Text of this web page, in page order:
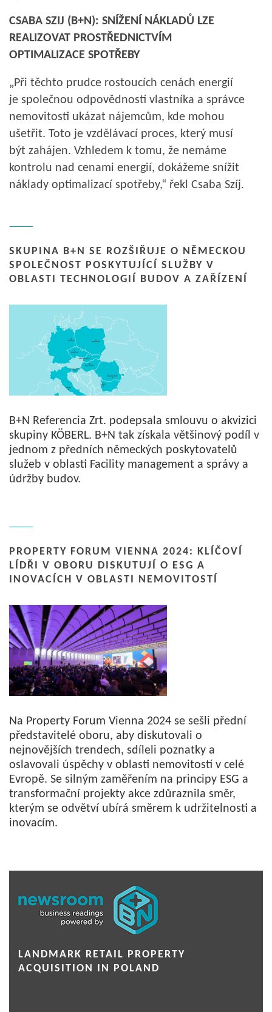
CSABA SZIJ (B+N): SNÍŽENÍ NÁKLADŮ LZE
REALIZOVAT PROSTŘEDNICTVÍM
OPTIMALIZACE SPOTŘEBY
„Při těchto prudce rostoucích cenách energií
je společnou odpovědností vlastníka a správce
nemovitosti ukázat nájemcům, kde mohou
ušetřit. Toto je vzdělávací proces, který musí
být zahájen. Vzhledem k tomu, že nemáme
kontrolu nad cenami energií, dokážeme snížit
náklady optimalizací spotřeby,“ řekl Csaba Szíj.
SKUPINA B+N SE ROZŠIŘUJE O NĚMECKOU
SPOLEČNOST POSKYTUJÍCÍ SLUŽBY V
OBLASTI TECHNOLOGIÍ BUDOV A ZAŘÍZENÍ
B+N Referencia Zrt. podepsala smlouvu o akvizici
skupiny KÖBERL. B+N tak získala většinový podíl v
jednom z předních německých poskytovatelů
služeb v oblasti Facility management a správy a
údržby budov.
PROPERTY FORUM VIENNA 2024: KLÍČOVÍ
LÍDŘI V OBORU DISKUTUJÍ O ESG A
INOVACÍCH V OBLASTI NEMOVITOSTÍ
Na Property Forum Vienna 2024 se sešli přední
představitelé oboru, aby diskutovali o
nejnovějších trendech, sdíleli poznatky a
oslavovali úspěchy v oblasti nemovitostí v celé
Evropě. Se silným zaměřením na principy ESG a
transformační projekty akce zdůraznila směr,
kterým se odvětví ubírá směrem k udržitelnosti a
inovacím.
LANDMARK RETAIL PROPERTY
ACQUISITION IN POLAND